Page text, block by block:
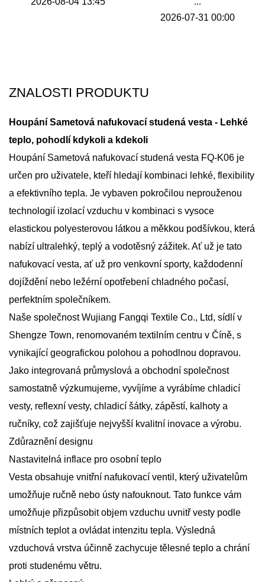
2026-07-31 00:00
ZNALOSTI PRODUKTU
Houpání Sametová nafukovací studená vesta - Lehké
teplo, pohodlí kdykoli a kdekoli
Houpání Sametová nafukovací studená vesta FQ-K06 je
určen pro uživatele, kteří hledají kombinaci lehké, flexibility
a efektivního tepla. Je vybaven pokročilou neprouženou
technologií izolací vzduchu v kombinaci s vysoce
elastickou polyesterovou látkou a měkkou podšívkou, která
nabízí ultralehký, teplý a vodotěsný zážitek. Ať už je tato
nafukovací vesta, ať už pro venkovní sporty, každodenní
dojíždění nebo ležérní opotřebení chladného počasí,
perfektním společníkem.
Naše společnost Wujiang Fangqi Textile Co., Ltd, sídlí v
Shengze Town, renomovaném textilním centru v Číně, s
vynikající geografickou polohou a pohodlnou dopravou.
Jako integrovaná průmyslová a obchodní společnost
samostatně výzkumujeme, vyvíjíme a vyrábíme chladicí
vesty, reflexní vesty, chladicí šátky, zápěstí, kalhoty a
ručníky, což zajišťuje nejvyšší kvalitní inovace a výrobu.
Zdůraznění designu
Nastavitelná inflace pro osobní teplo
Vesta obsahuje vnitřní nafukovací ventil, který uživatelům
umožňuje ručně nebo ústy nafouknout. Tato funkce vám
umožňuje přizpůsobit objem vzduchu uvnitř vesty podle
místních teplot a ovládat intenzitu tepla. Výsledná
vzduchová vrstva účinně zachycuje tělesné teplo a chrání
proti studenému větru.